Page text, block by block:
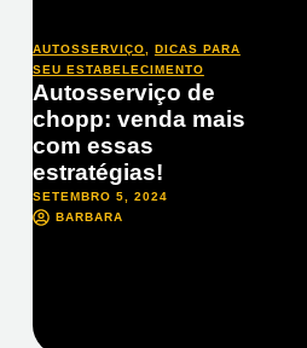
AUTOSSERVIÇO
DICAS PARA
SEU ESTABELECIMENTO
Autosserviço de
chopp: venda mais
com essas
estratégias!
SETEMBRO 5, 2024
BARBARA